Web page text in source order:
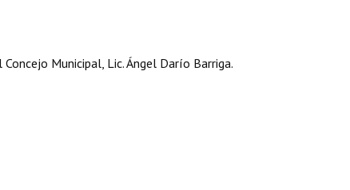
Municipal, Lic. Ángel Darío Barriga.